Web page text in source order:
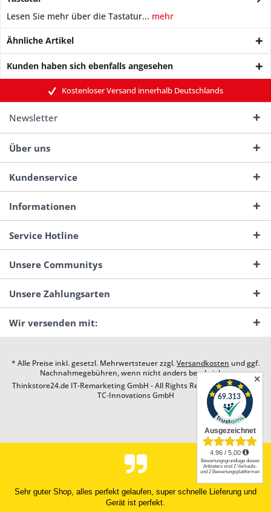
Lesen Sie mehr über die Tastatur... mehr
Ähnliche Artikel
Kunden haben sich ebenfalls angesehen
Kostenloser Versand innerhalb Deutschlands
Newsletter
Über uns
Kundenservice
Informationen
Service Hotline
Unsere Communitys
Unsere Zahlungsarten
Wir versenden mit:
* Alle Preise inkl. gesetzl. Mehrwertsteuer zzgl.Versandkosten und ggf.
Nachnahmegebühren, wenn nicht anders beschrieben
Thinkstore24.de IT-Remarketing GmbH - All Rights Reserved. Design by
TC-Innovations GmbH
Sehr guter Shop, alles perfekt gelaufen, super schnelle Lieferung und
Gerät ist perfekt.
✕